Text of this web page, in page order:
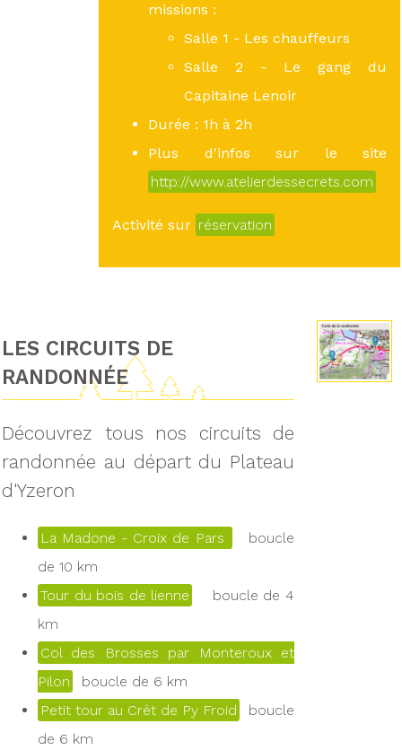
missions :
Salle 1 - Les chauffeurs
Salle 2 - Le gang du
Capitaine Lenoir
Durée : 1h à 2h
Plus d'infos sur le site
http://www.atelierdessecrets.com
Activité sur réservation
LES CIRCUITS DE
RANDONNÉE
Découvrez tous nos circuits de
randonnée au départ du Plateau
d'Yzeron
La Madone - Croix de Pars
boucle
de 10 km
Tour du bois de lienne
boucle de 4
km
Col des Brosses par Monteroux et
Pilon
boucle de 6 km
Petit tour au Crêt de Py Froid
boucle
de 6 km